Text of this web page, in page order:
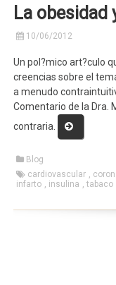
La obesidad
10/06/2012
Un pol?mico art?culo
creencias sobre el
a menudo
Comentario de la Dra.
contraria.
«La
obesidad
sus
paradojas»
Blog
cardiovascular ,
infarto , insulina ,tabaco